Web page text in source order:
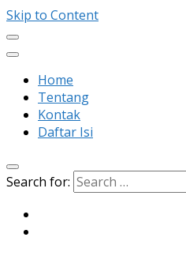
Skip to Content
Home
Tentang
Kontak
Daftar Isi
Search for: